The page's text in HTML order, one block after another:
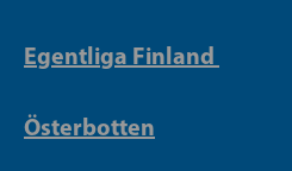
Egentliga Finland
Österbotten